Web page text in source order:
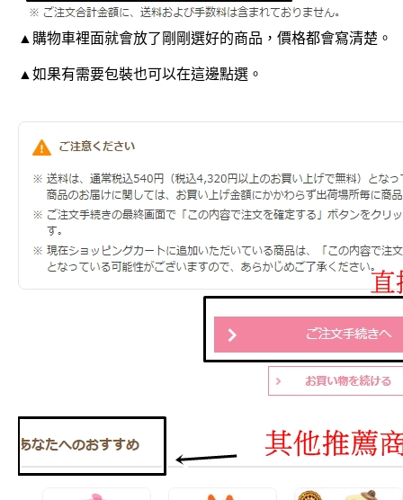
▲購物車裡面就會放了剛剛選好的商品，價格都會寫清楚。
▲如果有需要包裝也可以在這邊點選。